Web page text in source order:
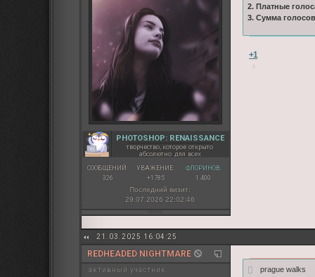
PHOTOSHOP: RENAISSANCE
творчество, которое открыто
абсолютно для всех
СООБЩЕНИЙ:
326
УВАЖЕНИЕ:
+1785
ФЛОРИНОВ:
1 400
Последний визит:
29.07.2026 22:02:46
2. Платные
3. Сумма
+1
21.03.2025 16:04:25
REDHEADED NIGHTMARE
активный участник
prague walks